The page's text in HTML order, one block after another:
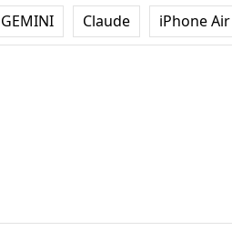
GEMINI Claude iPhone Air